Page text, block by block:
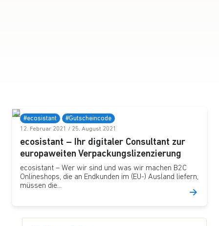
#ecosistant #Gutscheincode
12. Februar 2021 / 25. August 2021
ecosistant – Ihr digitaler Consultant zur
europaweiten Verpackungslizenzierung
ecosistant – Wer wir sind und was wir machen B2C
Onlineshops, die an Endkunden im (EU-) Ausland liefern,
müssen die...